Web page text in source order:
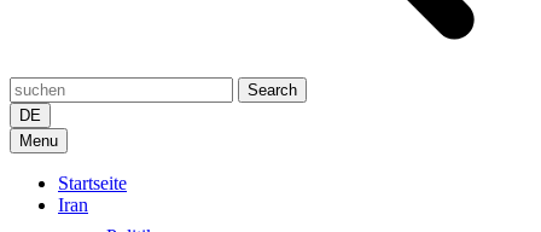
Search
DE
Menu
Startseite
Iran